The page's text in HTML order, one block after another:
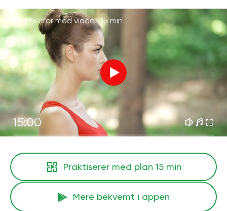
Praktiserer med video ·15 min
15:00
Praktiserer med plan 15 min
Mere bekvemt i appen